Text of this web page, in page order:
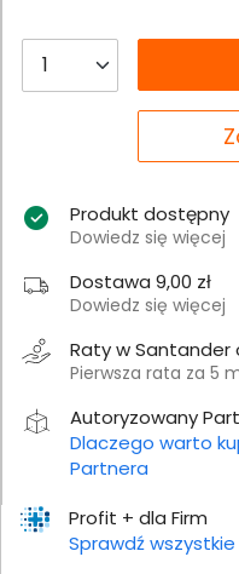
Profit + dla Firm
Sprawdź
Produkt dostępny
Dowiedz się więcej
Dostawa 9,00 zł
Dowiedz się więcej
Raty w Santander
Pierwsza rata za 5
Autoryzowany
Dlaczego warto
Partnera